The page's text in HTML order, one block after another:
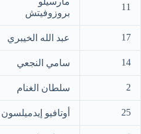
11
بروزوفيتش
17 عبد الله الخيبري
14 سامي النجعي
2 سلطان الغنام
25 أوتافيو إيدميلسون